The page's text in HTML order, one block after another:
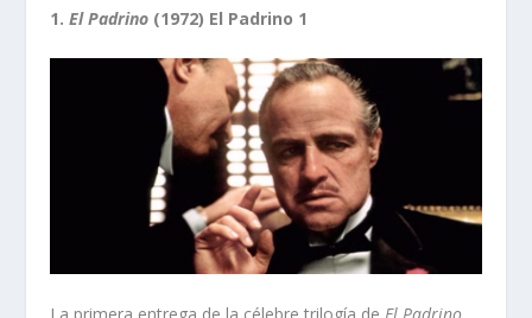
1.El Padrino (1972) El Padrino 1